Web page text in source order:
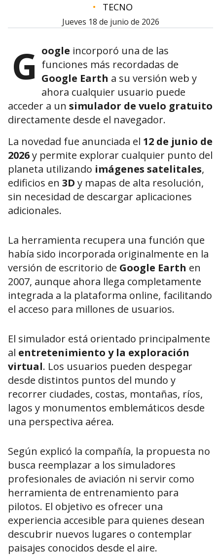
• TECNO
jueves 18 de junio de 2026
G oogle incorporó una de las
funciones más recordadas de
Google Earth a su versión web y
ahora cualquier usuario puede
acceder a un simulador de vuelo gratuito
directamente desde el navegador.
La novedad fue anunciada el 12 de junio de
2026y permite explorar cualquier punto del
planeta utilizando imágenes satelitales,
edificios en 3D y mapas de alta resolución,
sin necesidad de descargar aplicaciones
adicionales.
La herramienta recupera una función que
había sido incorporada originalmente en la
versión de escritorio de Google Earth en
2007, aunque ahora llega completamente
integrada a la plataforma online, facilitando
el acceso para millones de usuarios.
El simulador está orientado principalmente
al entretenimiento y la exploración
virtual. Los usuarios pueden despegar
desde distintos puntos del mundo y
recorrer ciudades, costas, montañas, ríos,
lagos y monumentos emblemáticos desde
una perspectiva aérea.
Según explicó la compañía, la propuesta no
busca reemplazar a los simuladores
profesionales de aviación ni servir como
herramienta de entrenamiento para
pilotos. El objetivo es ofrecer una
experiencia accesible para quienes desean
descubrir nuevos lugares o contemplar
paisajes conocidos desde el aire.